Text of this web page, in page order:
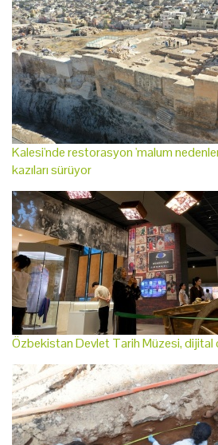
Kalesi'nde restorasyon 'malum
kazıları sürüyor
Özbekistan Devlet Tarih Müzesi, dijital